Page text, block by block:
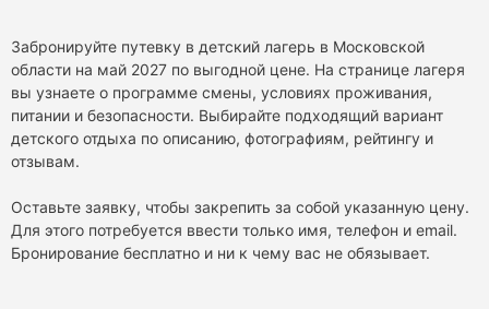
Забронируйте путевку в детский лагерь в Московской
области на май 2027 по выгодной цене. На странице лагеря
вы узнаете о программе смены, условиях проживания,
питании и безопасности. Выбирайте подходящий вариант
детского отдыха по описанию, фотографиям, рейтингу и
отзывам.
Оставьте заявку, чтобы закрепить за собой указанную цену.
Для этого потребуется ввести только имя, телефон и email.
Бронирование бесплатно и ни к чему вас не обязывает.